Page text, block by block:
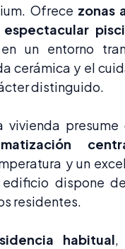
Ofrece zonas
espectacular
un entorno
cerámica y el
distinguido.
vivienda presume
y un
dispone
residentes.
habitual,